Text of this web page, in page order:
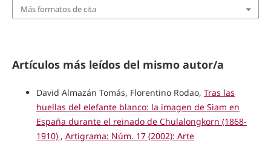
Más formatos de cita
Artículos más leídos del mismo autor/a
David Almazán Tomás, Florentino Rodao, Tras las
huellas del elefante blanco: la imagen de Siam en
España durante el reinado de Chulalongkorn (1868-
1910) , Artigrama: Núm. 17 (2002): Arte